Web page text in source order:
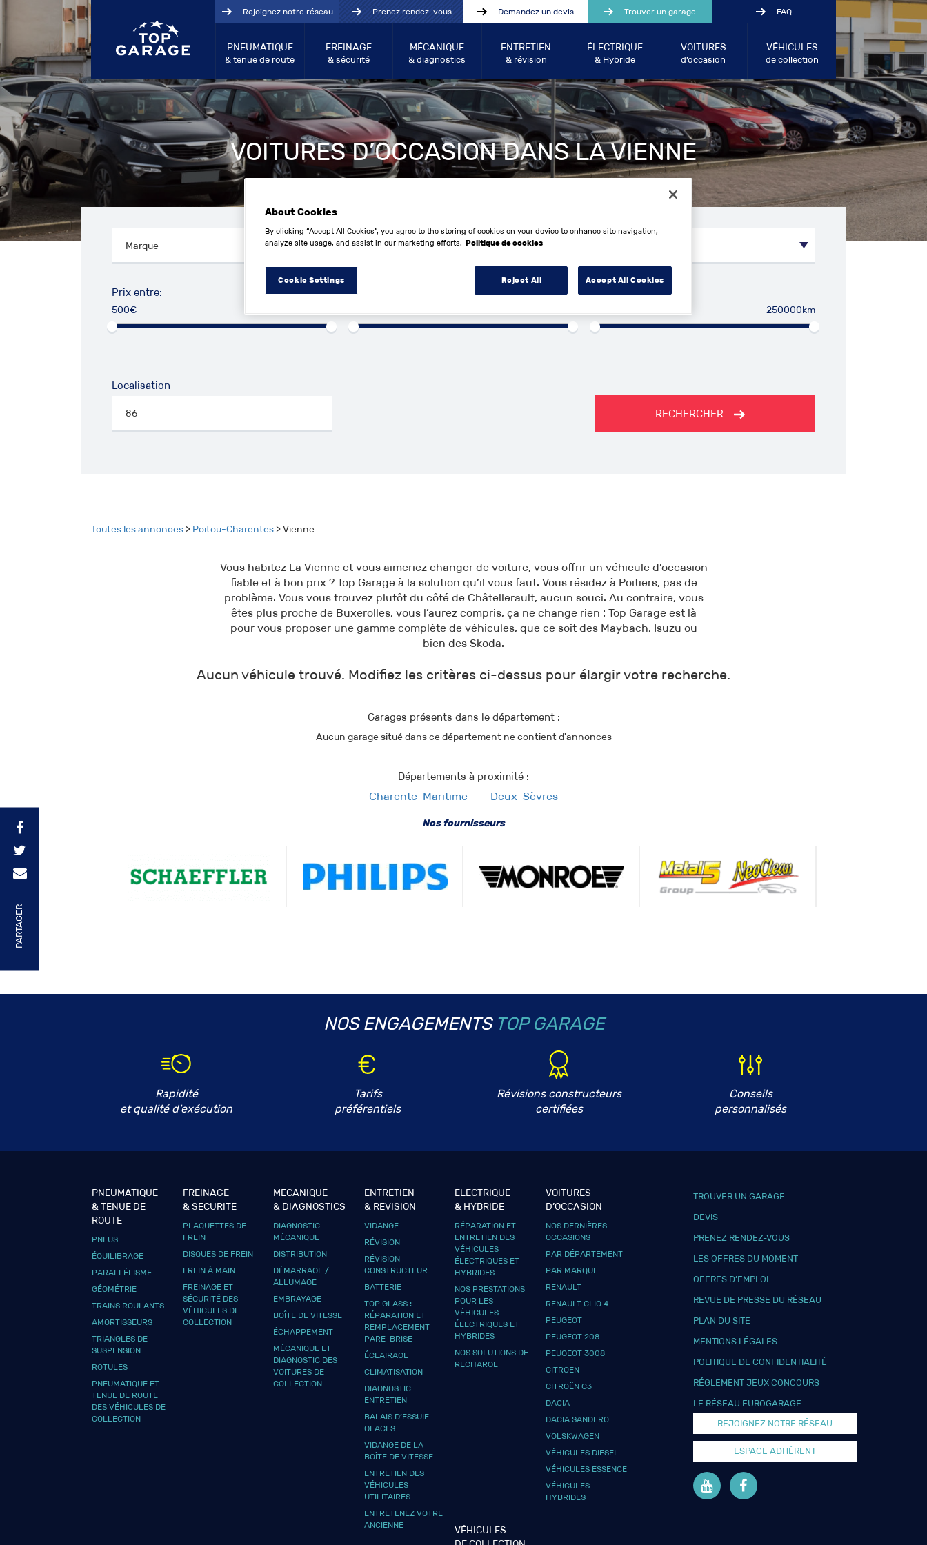
Rejoignez notre réseau Prenez rendez-vous Demandez un devis Trouver un garage FAQ
PNEUMATIQUE
& tenue de route
FREINAGE
& sécurité
MÉCANIQUE
& diagnostics
ENTRETIEN
& révision
ÉLECTRIQUE
& Hybride
VOITURES
d’occasion
VÉHICULES
de collection
PARTAGER
VOITURES D’OCCASION DANS LA VIENNE
Prix entre:
500€
Année entre: Kilométrage entre:
250000km
Localisation
RECHERCHER
Toutes les annonces > Poitou-Charentes > Vienne
Vous habitez La Vienne et vous aimeriez changer de voiture, vous offrir un véhicule d’occasion
fiable et à bon prix ? Top Garage à la solution qu’il vous faut. Vous résidez à Poitiers, pas de
problème. Vous vous trouvez plutôt du côté de Châtellerault, aucun souci. Au contraire, vous
êtes plus proche de Buxerolles, vous l’aurez compris, ça ne change rien : Top Garage est là
pour vous proposer une gamme complète de véhicules, que ce soit des Maybach, Isuzu ou
bien des Skoda.
Aucun véhicule trouvé. Modifiez les critères ci-dessus pour élargir votre recherche.
Garages présents dans le département :
Aucun garage situé dans ce département ne contient d'annonces
Départements à proximité :
Charente-Maritime
Deux-Sèvres
Nos fournisseurs
NOS ENGAGEMENTS TOP GARAGE
Rapidité
et qualité d'exécution
Tarifs
préférentiels
Révisions constructeurs
certifiées
Conseils
personnalisés
PNEUMATIQUE
& TENUE DE
ROUTE
PNEUS
ÉQUILIBRAGE
PARALLÉLISME
GÉOMÉTRIE
TRAINS ROULANTS
AMORTISSEURS
TRIANGLES DE
SUSPENSION
ROTULES
PNEUMATIQUE ET
TENUE DE ROUTE
DES VÉHICULES DE
COLLECTION
FREINAGE
& SÉCURITÉ
PLAQUETTES DE
FREIN
DISQUES DE FREIN
FREIN À MAIN
FREINAGE ET
SÉCURITÉ DES
VÉHICULES DE
COLLECTION
MÉCANIQUE
& DIAGNOSTICS
DIAGNOSTIC
MÉCANIQUE
DISTRIBUTION
DÉMARRAGE /
ALLUMAGE
EMBRAYAGE
BOÎTE DE VITESSE
ÉCHAPPEMENT
MÉCANIQUE ET
DIAGNOSTIC DES
VOITURES DE
COLLECTION
ENTRETIEN
& RÉVISION
VIDANGE
RÉVISION
RÉVISION
CONSTRUCTEUR
BATTERIE
TOP GLASS :
RÉPARATION ET
REMPLACEMENT
PARE-BRISE
ÉCLAIRAGE
CLIMATISATION
DIAGNOSTIC
ENTRETIEN
BALAIS D’ESSUIE-
GLACES
VIDANGE DE LA
BOÎTE DE VITESSE
ENTRETIEN DES
VÉHICULES
UTILITAIRES
ENTRETENEZ VOTRE
ANCIENNE
ÉLECTRIQUE
& HYBRIDE
RÉPARATION ET
ENTRETIEN DES
VÉHICULES
ÉLECTRIQUES ET
HYBRIDES
NOS PRESTATIONS
POUR LES
VÉHICULES
ÉLECTRIQUES ET
HYBRIDES
NOS SOLUTIONS DE
RECHARGE
VOITURES
D’OCCASION
NOS DERNIÈRES
OCCASIONS
PAR DÉPARTEMENT
PAR MARQUE
RENAULT
RENAULT CLIO 4
PEUGEOT
PEUGEOT 208
PEUGEOT 3008
CITROËN
CITROËN C3
DACIA
DACIA SANDERO
VOLSKWAGEN
VÉHICULES DIESEL
VÉHICULES ESSENCE
VÉHICULES
HYBRIDES
VÉHICULES
TROUVER UN GARAGE
DEVIS
PRENEZ RENDEZ-VOUS
LES OFFRES DU MOMENT
OFFRES D’EMPLOI
REVUE DE PRESSE DU RÉSEAU
PLAN DU SITE
MENTIONS LÉGALES
POLITIQUE DE CONFIDENTIALITÉ
RÉGLEMENT JEUX CONCOURS
LE RÉSEAU EUROGARAGE
REJOIGNEZ NOTRE RÉSEAU
ESPACE ADHÉRENT
About Cookies
By clicking “Accept All Cookies”, you agree to the storing of cookies on your device to enhance site navigation,
analyze site usage, and assist in our marketing efforts. Politique de cookies
Cookie Settings Reject All Accept All Cookies